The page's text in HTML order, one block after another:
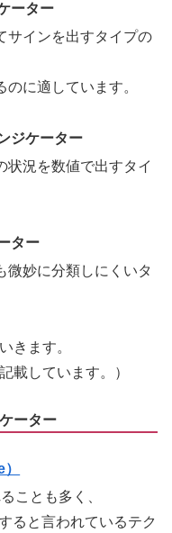
ーター
サインを出すタイプの
に適しています。
ジケーター
状況を数値で出すタイ
ター
微妙に分類しにくいタ
きます。
載しています。）
ーター
ことも多く、
ると言われているテク